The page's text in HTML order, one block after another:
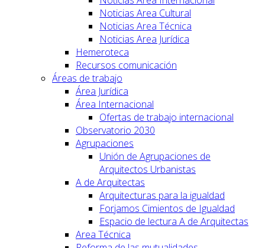
Noticias Area Cultural
Noticias Area Técnica
Noticias Area Jurídica
Hemeroteca
Recursos comunicación
Áreas de trabajo
Área Jurídica
Área Internacional
Ofertas de trabajo internacional
Observatorio 2030
Agrupaciones
Unión de Agrupaciones de
Arquitectos Urbanistas
A de Arquitectas
Arquitecturas para la igualdad
Forjamos Cimientos de Igualdad
Espacio de lectura A de Arquitectas
Area Técnica